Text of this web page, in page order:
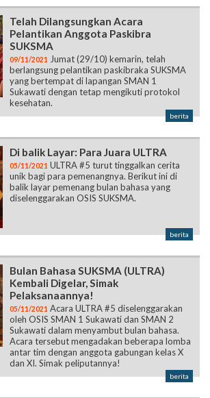
Telah Dilangsungkan Acara
Pelantikan Anggota Paskibra
SUKSMA
09/11/2021 Jumat (29/10) kemarin, telah
berlangsung pelantikan paskibraka SUKSMA
yang bertempat di lapangan SMAN 1
Sukawati dengan tetap mengikuti protokol
kesehatan.
berita
Di balik Layar: Para Juara ULTRA
05/11/2021 ULTRA #5 turut tinggalkan cerita
unik bagi para pemenangnya. Berikut ini di
balik layar pemenang bulan bahasa yang
diselenggarakan OSIS SUKSMA.
berita
Bulan Bahasa SUKSMA (ULTRA)
Kembali Digelar, Simak
Pelaksanaannya!
05/11/2021 Acara ULTRA #5 diselenggarakan
oleh OSIS SMAN 1 Sukawati dan SMAN 2
Sukawati dalam menyambut bulan bahasa.
Acara tersebut mengadakan beberapa lomba
antar tim dengan anggota gabungan kelas X
dan XI. Simak peliputannya!
berita